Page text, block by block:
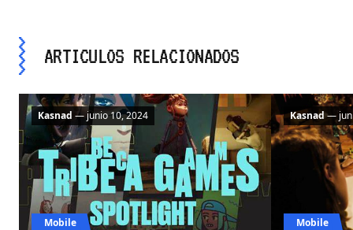
ARTICULOS RELACIONADOS
Mobile
Kasnad — junio 10, 2024
Mobile
Kasnad—